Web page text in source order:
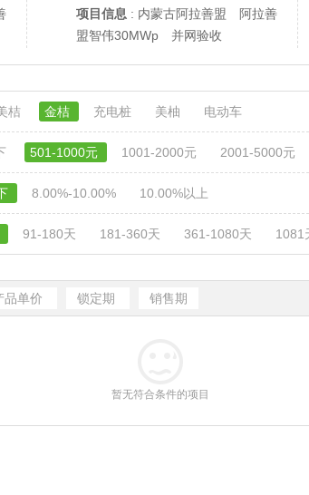
项目信息 : 内蒙古阿拉善盟 阿拉善
盟智伟30MWp 并网验收
桔 金桔 充电桩 美柚 电动车
501-1000元 1001-2000元 2001-5000元
8.00%-10.00% 10.00%以上
91-180天 181-360天 361-1080天 1081
品单价 锁定期 销售期
暂无符合条件的项目